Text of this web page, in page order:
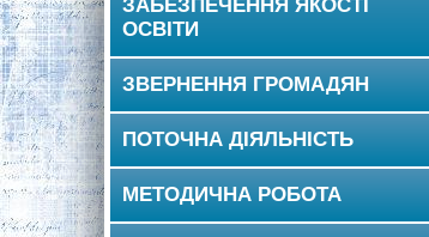
ЗАБЕЗПЕЧЕННЯ ЯКОСТІ
ОСВІТИ
ЗВЕРНЕННЯ ГРОМАДЯН
ПОТОЧНА ДІЯЛЬНІСТЬ
МЕТОДИЧНА РОБОТА